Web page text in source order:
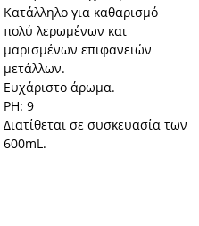
Κατάλληλο για καθαρισμό
πολύ λερωμένων και
μαρισμένων επιφανειών
μετάλλων.
Ευχάριστο άρωμα.
PH: 9
Διατίθεται σε συσκευασία των
600mL.